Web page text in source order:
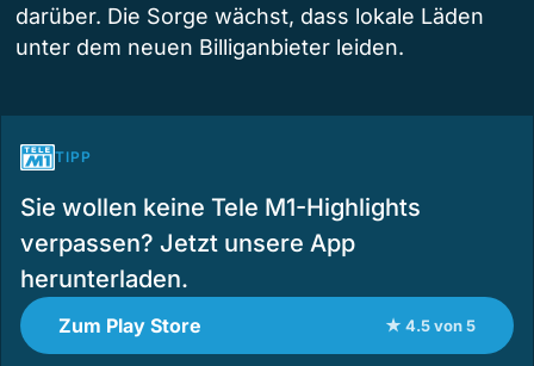
darüber. Die Sorge wächst, dass lokale Läden
unter dem neuen Billiganbieter leiden.
TIPP
Sie wollen keine Tele M1-Highlights
verpassen? Jetzt unsere App
herunterladen.
Zum Play Store ★ 4.5 von 5